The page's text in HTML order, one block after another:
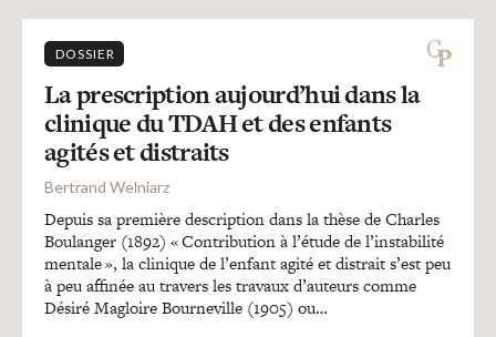
Blocs-notes
Recherches
Entretiens
Revues
DOSSIER
La prescription aujourd’hui dans la
clinique du TDAH et des enfants
agités et distraits
Bertrand Welniarz
Depuis sa première description dans la thèse de Charles
Boulanger (1892) « Contribution à l’étude de l’instabilité
mentale », la clinique de l’enfant agité et distrait s’est peu
à peu affinée au travers les travaux d’auteurs comme
Désiré Magloire Bourneville (1905) ou…